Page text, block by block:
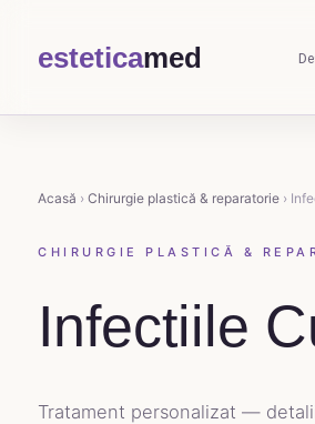
esteticamed
Acasă › Chirurgie plastică & reparatorie ›
CHIRURGIE PLASTICĂ &
Infectiile
Tratament personalizat —